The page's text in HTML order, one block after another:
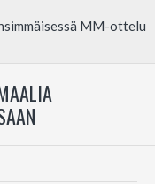
MM-ottelu